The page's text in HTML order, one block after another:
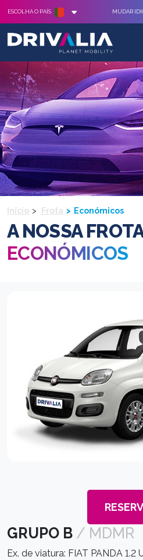
ESCOLHA O PAÍS MUDAR
Início Frota Económicos
A NOSSA
ECONÓMICOS
GRUPO B / MDMR
Ex. de viatura: FIAT PANDA 1.2